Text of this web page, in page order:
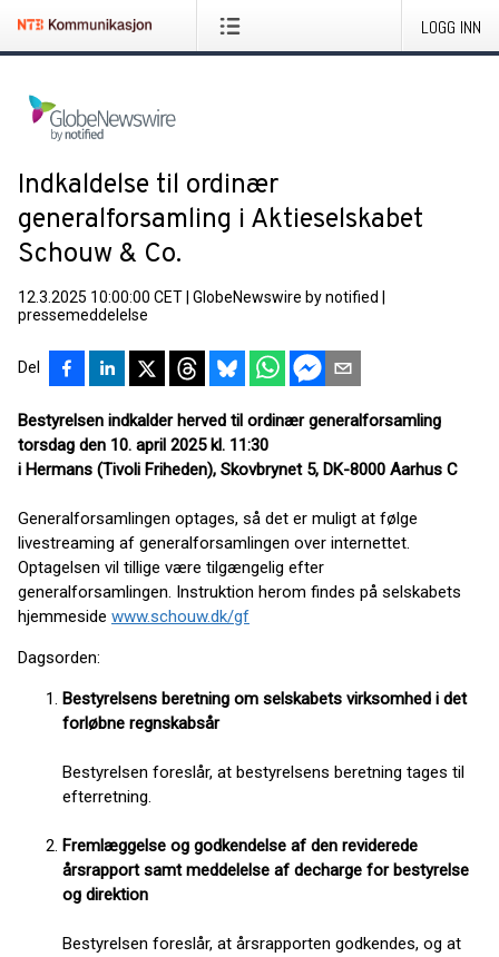
LOGG INN
Indkaldelse til ordinær
generalforsamling i Aktieselskabet
Schouw & Co.
12.3.2025 10:00:00 CET GlobeNewswire by notified
pressemeddelelse
Del
Bestyrelsen indkalder herved til ordinær generalforsamling
torsdag den 10. april 2025 kl. 11:30
i Hermans (Tivoli Friheden), Skovbrynet 5, DK-8000 Aarhus C
Generalforsamlingen optages, så det er muligt at følge
livestreaming af generalforsamlingen over internettet.
Optagelsen vil tillige være tilgængelig efter
generalforsamlingen. Instruktion herom findes på selskabets
hjemmeside www.schouw.dk/gf
Dagsorden:
Bestyrelsens beretning om selskabets virksomhed i det
forløbne regnskabsår
Bestyrelsen foreslår, at bestyrelsens beretning tages til
efterretning.
Fremlæggelse og godkendelse af den reviderede
årsrapport samt meddelelse af decharge for bestyrelse
og direktion
Bestyrelsen foreslår, at årsrapporten godkendes, og at